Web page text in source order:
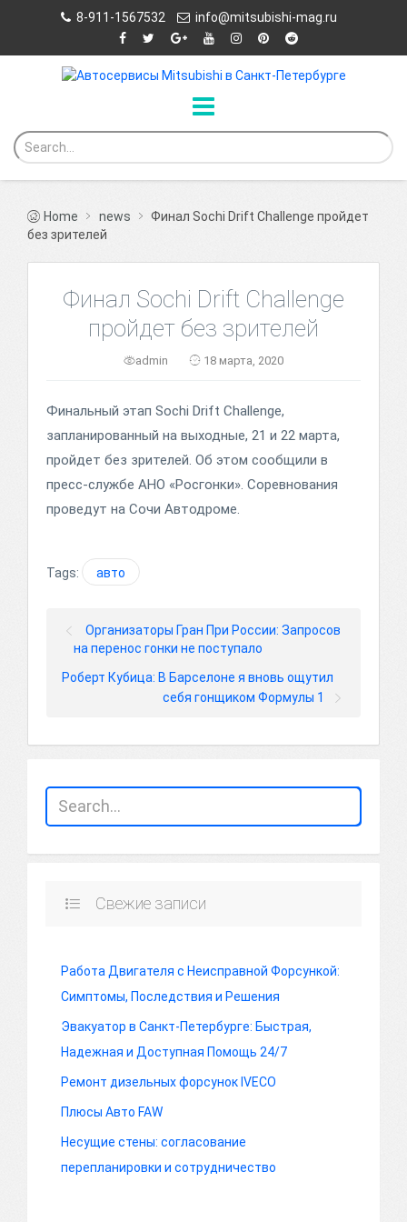
8-911-1567532 info@mitsubishi-mag.ru
Home news
Финал Sochi Drift Challenge пройдет
без зрителей
Финал Sochi Drift Challenge
пройдет без зрителей
admin 18 марта, 2020
Финальный этап Sochi Drift Challenge,
запланированный на выходные, 21 и 22 марта,
пройдет без зрителей. Об этом сообщили в
пресс-службе АНО «Росгонки». Соревнования
проведут на Сочи Автодроме.
Tags: авто
Организаторы Гран При России: Запросов
на перенос гонки не поступало
Роберт Кубица: В Барселоне я вновь ощутил
себя гонщиком Формулы 1
Свежие записи
Работа Двигателя с Неисправной Форсункой:
Симптомы, Последствия и Решения
Эвакуатор в Санкт-Петербурге: Быстрая,
Надежная и Доступная Помощь 24/7
Ремонт дизельных форсунок IVECO
Плюсы Авто FAW
Несущие стены: согласование
перепланировки и сотрудничество